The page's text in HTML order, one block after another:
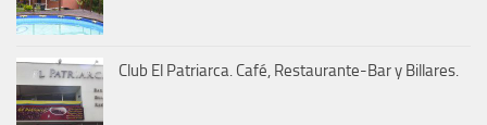
Club El Patriarca. Café, Restaurante-Bar y Billares.